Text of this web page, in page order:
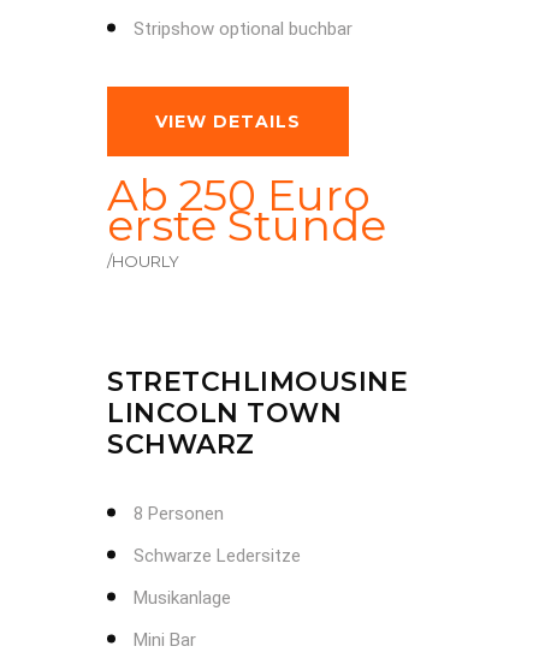
Stripshow optional buchbar
VIEW DETAILS
Ab 250 Euro
erste Stunde
/HOURLY
STRETCHLIMOUSINE
LINCOLN TOWN
SCHWARZ
8 Personen
Schwarze Ledersitze
Musikanlage
Mini Bar